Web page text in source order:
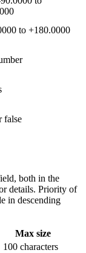
to +180.0000
false
both in the
details. Priority of
in descending
Max size
100 characters